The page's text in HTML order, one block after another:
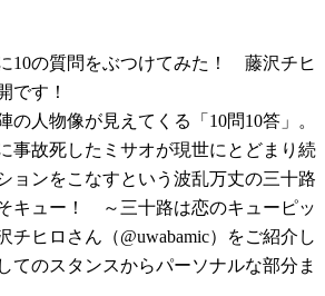
10の質問をぶつけてみた！ 藤沢チヒ
です！
の人物像が見えてくる「10問10答」。
事故死したミサオが現世にとどまり続
ョンをこなすという波乱万丈の三十路
キュー！ ～三十路は恋のキューピッ
チヒロさん（@uwabamic）をご紹介し
のスタンスからパーソナルな部分ま